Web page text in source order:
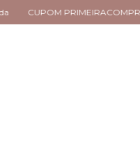
PRIMEIRACOMPRA